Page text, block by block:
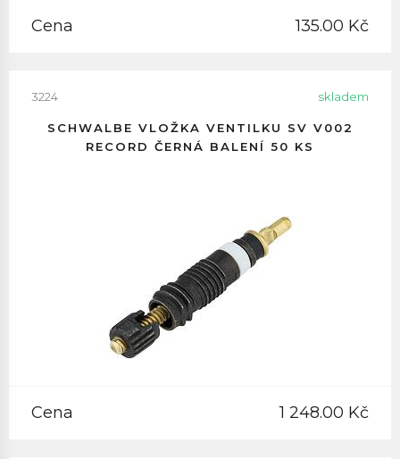
Cena 135.00 Kč
3224 skladem
SCHWALBE VLOŽKA VENTILKU SV V002
RECORD ČERNÁ BALENÍ 50 KS
Cena 1 248.00 Kč